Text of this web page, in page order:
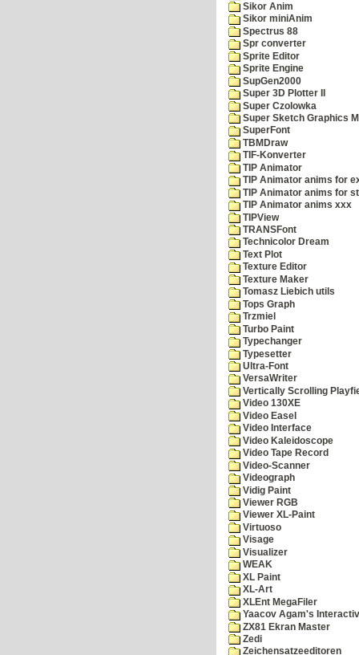
Sikor Anim
Sikor miniAnim
Spectrus 88
Spr converter
Sprite Editor
Sprite Engine
SupGen2000
Super 3D Plotter II
Super Czolowka
Super Sketch Graphics
SuperFont
TBMDraw
TIF-Konverter
TIP Animator
TIP Animator anims for
TIP Animator anims for
TIP Animator anims xxx
TIPView
TRANSFont
Technicolor Dream
Text Plot
Texture Editor
Texture Maker
Tomasz Liebich utils
Tops Graph
Trzmiel
Turbo Paint
Typechanger
Typesetter
Ultra-Font
VersaWriter
Vertically Scrolling
Video 130XE
Video Easel
Video Interface
Video Kaleidoscope
Video Tape Record
Video-Scanner
Videograph
Vidig Paint
Viewer RGB
Viewer XL-Paint
Virtuoso
Visage
Visualizer
WEAK
XL Paint
XL-Art
XLEnt MegaFiler
Yaacov Agam's
ZX81 Ekran Master
Zedi
Zeichensatzeeditoren